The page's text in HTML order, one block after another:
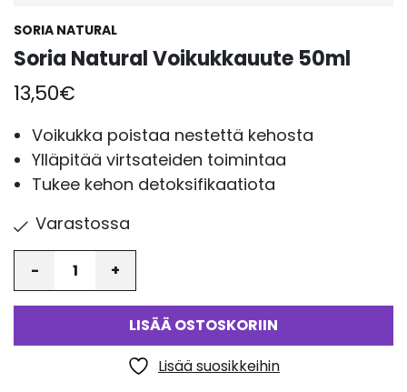
SORIA NATURAL
Soria Natural Voikukkauute 50ml
13,50€
Voikukka poistaa nestettä kehosta
Ylläpitää virtsateiden toimintaa
Tukee kehon detoksifikaatiota
Varastossa
LISÄÄ OSTOSKORIIN
Lisää suosikkeihin